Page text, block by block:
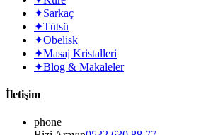
✦Sarkaç
✦Tütsü
✦Obelisk
✦Masaj Kristalleri
✦Blog & Makaleler
İletişim
phone